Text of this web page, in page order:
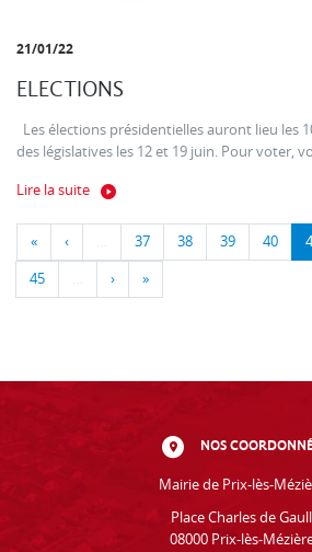
21/01/22
ELECTIONS
Les élections présidentielles auront lieu les
des législatives les 12 et 19 juin. Pour voter,
Lire la suite
« ‹ … 37 38 39 40
45 … › »
NOS
Mairie de Prix-lès-
Place Charles de
08000 Prix-lès-